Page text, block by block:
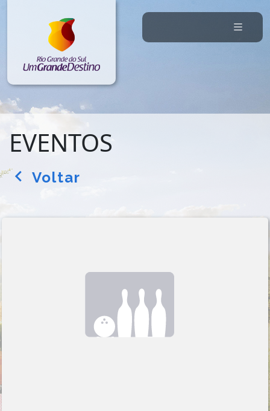
EVENTOS
arrow_back_ios Voltar